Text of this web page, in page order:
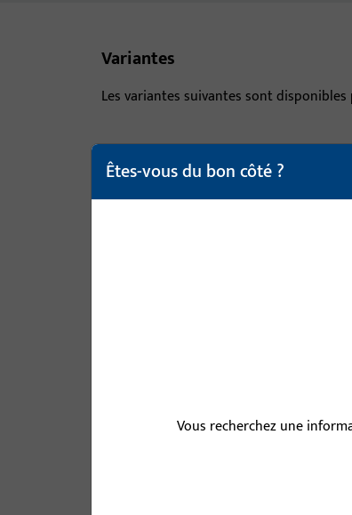
Variantes
Les variantes suivantes sont
B-78430-05-0-1 | Carré |
B-78430-06-0-1 | Carré |
B-78430-07-0-1 | Carré |
Êtes-vous du bon côté ?
Vous recherchez une